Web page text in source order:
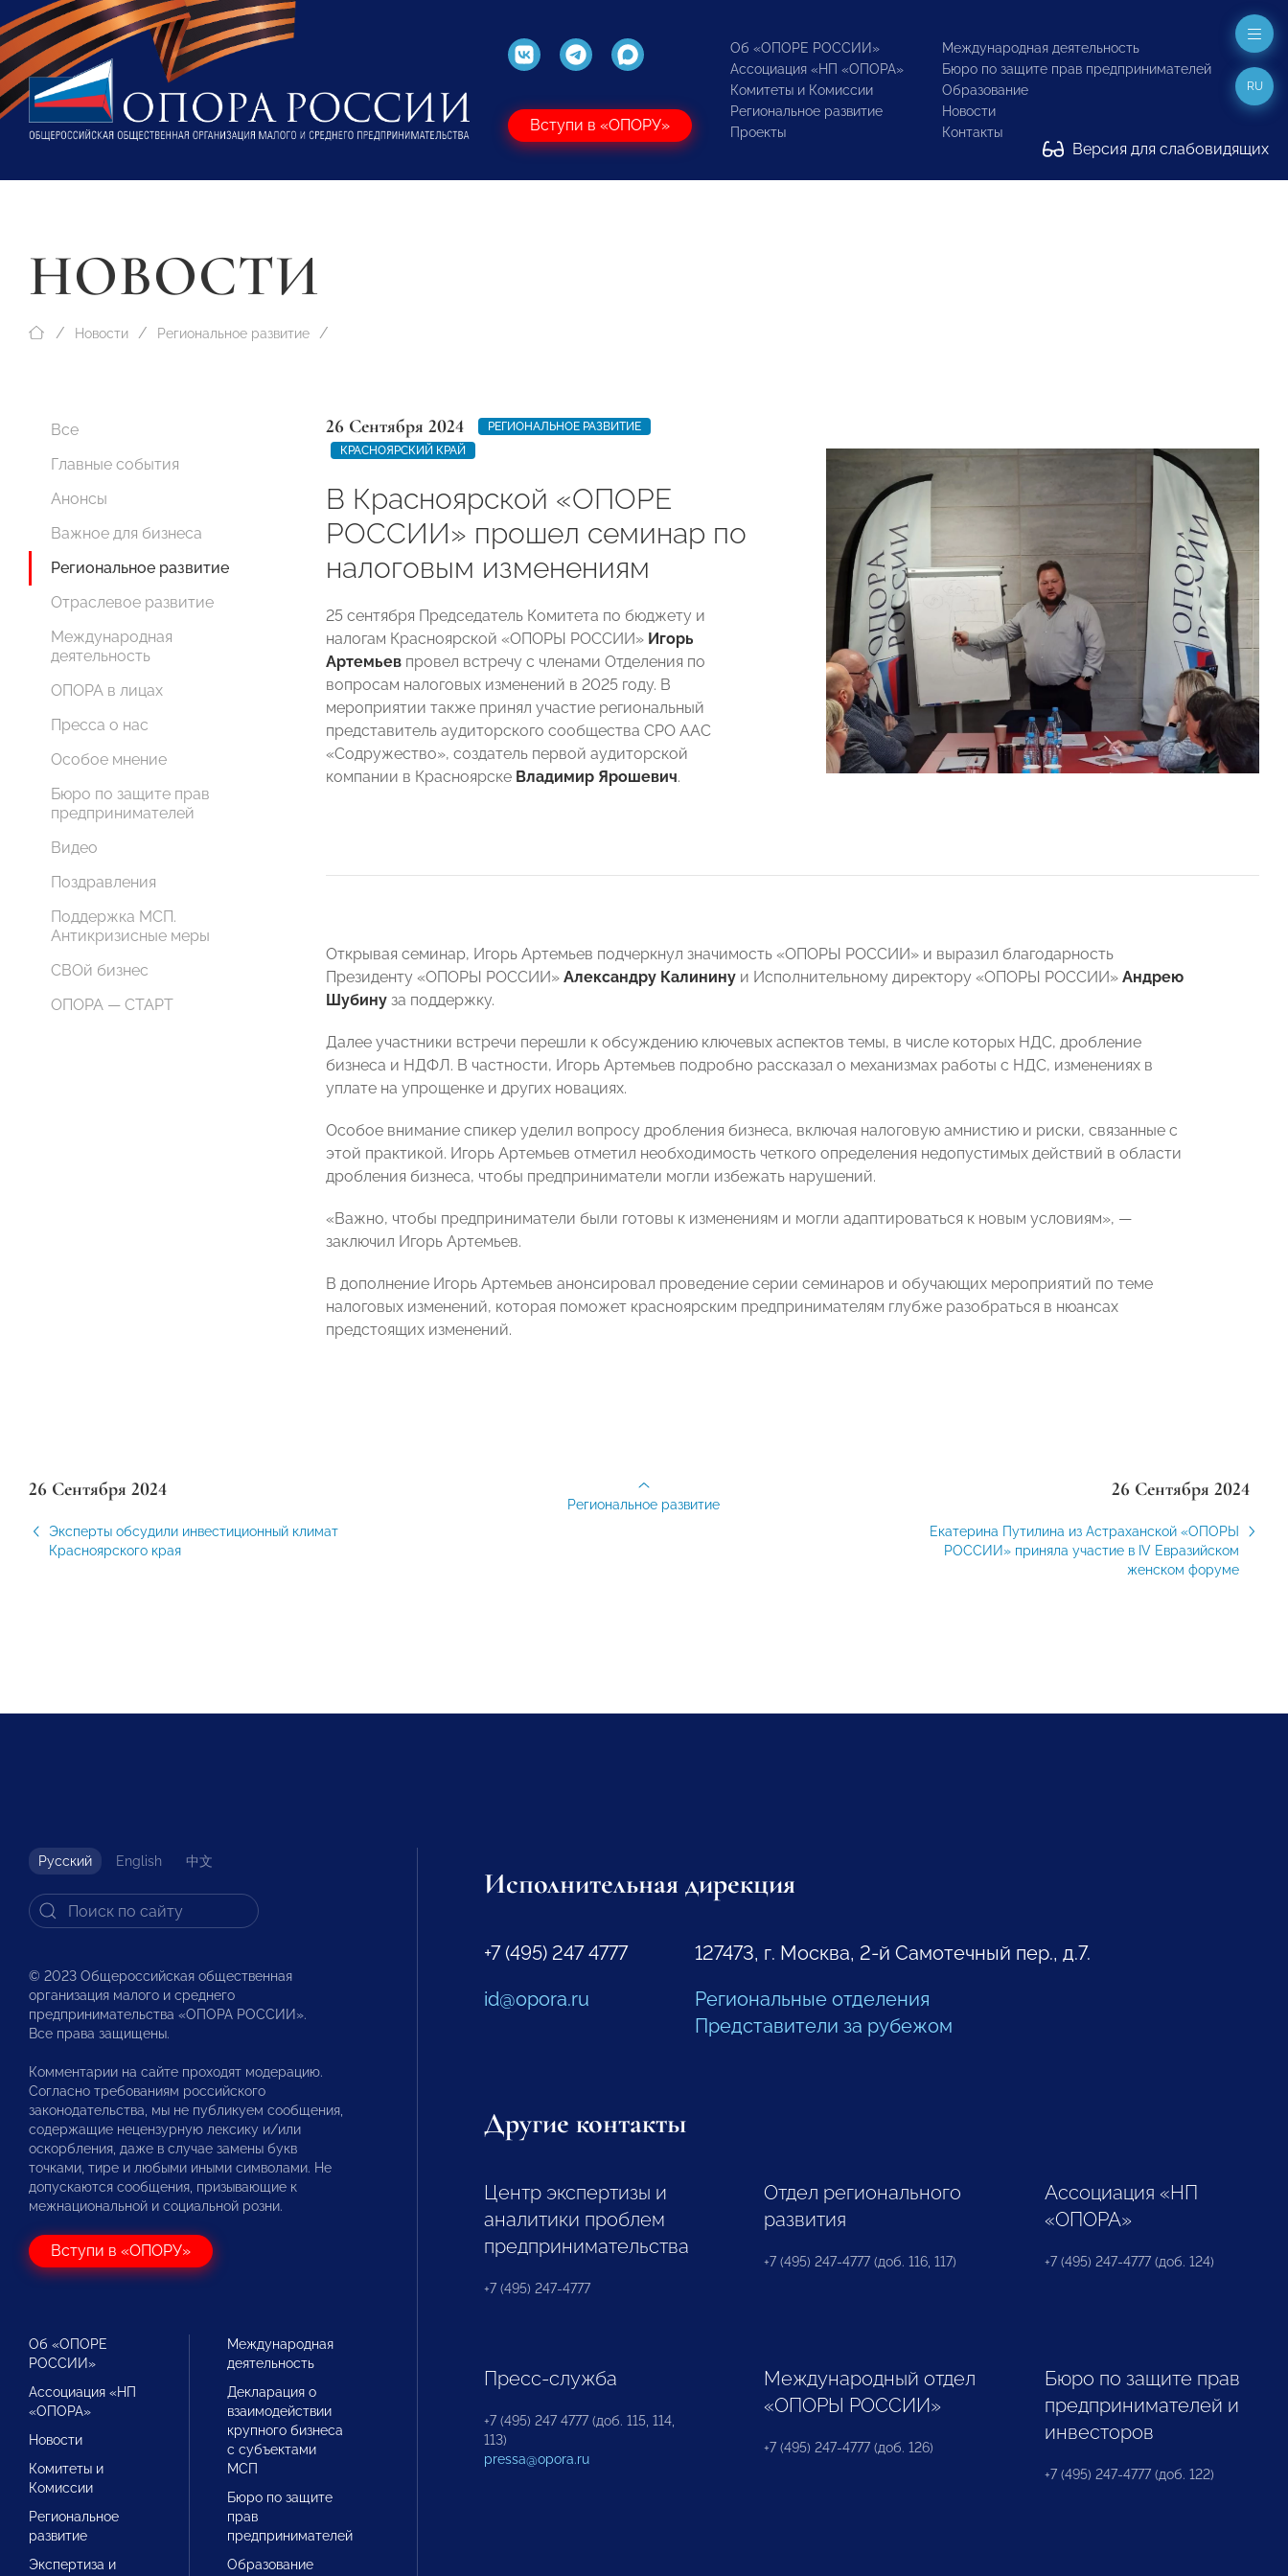
Вступи в «ОПОРУ»
Об «ОПОРЕ РОССИИ»
Ассоциация «НП «ОПОРА»
Комитеты и Комиссии
Региональное развитие
Проекты
Международная деятельность
Бюро по защите прав предпринимателей
Образование
Новости
Контакты
Версия для слабовидящих
RU
НОВОСТИ
Новости Региональное развитие
Все
Главные события
Анонсы
Важное для бизнеса
Региональное развитие
Отраслевое развитие
Международная
деятельность
ОПОРА в лицах
Пресса о нас
Особое мнение
Бюро по защите прав
предпринимателей
Видео
Поздравления
Поддержка МСП.
Антикризисные меры
СВОй бизнес
ОПОРА — СТАРТ
26 Сентября 2024
РЕГИОНАЛЬНОЕ РАЗВИТИЕ
КРАСНОЯРСКИЙ КРАЙ
В Красноярской «ОПОРЕ
РОССИИ» прошел семинар по
налоговым изменениям
25 сентября Председатель Комитета по бюджету и
налогам Красноярской «ОПОРЫ РОССИИ» Игорь
Артемьев провел встречу с членами Отделения по
вопросам налоговых изменений в 2025 году. В
мероприятии также принял участие региональный
представитель аудиторского сообщества СРО ААС
«Содружество», создатель первой аудиторской
компании в Красноярске Владимир Ярошевич.
Открывая семинар, Игорь Артемьев подчеркнул значимость «ОПОРЫ РОССИИ» и выразил благодарность
Президенту «ОПОРЫ РОССИИ» Александру Калинину и Исполнительному директору «ОПОРЫ РОССИИ» Андрею
Шубину за поддержку.
Далее участники встречи перешли к обсуждению ключевых аспектов темы, в числе которых НДС, дробление
бизнеса и НДФЛ. В частности, Игорь Артемьев подробно рассказал о механизмах работы с НДС, изменениях в
уплате на упрощенке и других новациях.
Особое внимание спикер уделил вопросу дробления бизнеса, включая налоговую амнистию и риски, связанные с
этой практикой. Игорь Артемьев отметил необходимость четкого определения недопустимых действий в области
дробления бизнеса, чтобы предприниматели могли избежать нарушений.
«Важно, чтобы предприниматели были готовы к изменениям и могли адаптироваться к новым условиям», —
заключил Игорь Артемьев.
В дополнение Игорь Артемьев анонсировал проведение серии семинаров и обучающих мероприятий по теме
налоговых изменений, которая поможет красноярским предпринимателям глубже разобраться в нюансах
предстоящих изменений.
26 Сентября 2024
Эксперты обсудили инвестиционный климат
Красноярского края
26 Сентября 2024
Екатерина Путилина из Астраханской «ОПОРЫ
РОССИИ» приняла участие в IV Евразийском
женском форуме
Региональное развитие
Русский English 中文
© 2023 Общероссийская общественная
организация малого и среднего
предпринимательства «ОПОРА РОССИИ».
Все права защищены.
Комментарии на сайте проходят модерацию.
Согласно требованиям российского
законодательства, мы не публикуем сообщения,
содержащие нецензурную лексику и/или
оскорбления, даже в случае замены букв
точками, тире и любыми иными символами. Не
допускаются сообщения, призывающие к
межнациональной и социальной розни.
Вступи в «ОПОРУ»
Об «ОПОРЕ
РОССИИ»
Ассоциация «НП
«ОПОРА»
Новости
Комитеты и
Комиссии
Региональное
развитие
Экспертиза и
Международная
деятельность
Декларация о
взаимодействии
крупного бизнеса
с субъектами
МСП
Бюро по защите
прав
предпринимателей
Образование
Исполнительная дирекция
+7 (495) 247 4777
id@opora.ru
127473, г. Москва, 2-й Самотечный пер., д.7.
Региональные отделения
Представители за рубежом
Другие контакты
Центр экспертизы и
аналитики проблем
предпринимательства
+7 (495) 247-4777
Отдел регионального
развития
+7 (495) 247-4777 (доб. 116, 117)
Ассоциация «НП
«ОПОРА»
+7 (495) 247-4777 (доб. 124)
Пресс-служба
+7 (495) 247 4777 (доб. 115, 114,
113)
pressa@opora.ru
Международный отдел
«ОПОРЫ РОССИИ»
+7 (495) 247-4777 (доб. 126)
Бюро по защите прав
предпринимателей и
инвесторов
+7 (495) 247-4777 (доб. 122)